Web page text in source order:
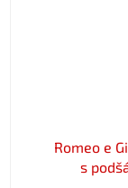
Romeo e
s